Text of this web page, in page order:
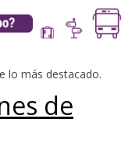
lo más destacado.
de